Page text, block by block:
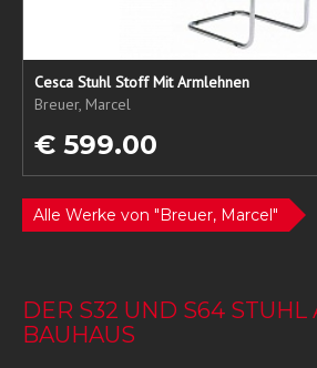
Cesca Stuhl Stoff Mit Armlehnen
Breuer, Marcel
€ 599.00
Alle Werke von "Breuer, Marcel"
DER S32 UND S64 STUHL
BAUHAUS